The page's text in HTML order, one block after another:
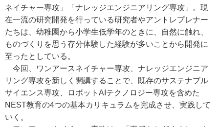
ネイチャー専攻」「ナレッジエンジニアリング専攻」。現
在一流の研究開発を行っている研究者やアントレプレナー
たちは、幼稚園から小学生低学年のときに、自然に触れ、
ものづくりを思う存分体験した経験が多いことから開発に
至ったとしている。
今回、ワンアースネイチャー専攻、ナレッジエンジニア
リング専攻を新しく開講することで、既存のサステナブル
サイエンス専攻、ロボットAIテクノロジー専攻を含めた
NEST教育の4つの基本カリキュラムを完成させ、実践して
いく。